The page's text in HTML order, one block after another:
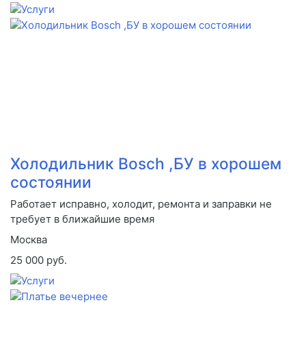
Холодильник Bosch ,БУ в хорошем
состоянии
Работает исправно, холодит, ремонта и заправки не
требует в ближайшие время
Москва
25 000 руб.